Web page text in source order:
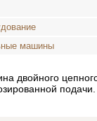
машины
двойного
подачи.